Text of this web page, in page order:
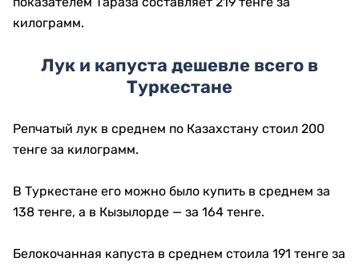
килограмм.
Лук и капуста дешевле всего в
Туркестане
Репчатый лук в среднем по Казахстану стоил 200
тенге за килограмм.
В Туркестане его можно было купить в среднем за
138 тенге, а в Кызылорде — за 164 тенге.
Белокочанная капуста в среднем стоила 191 тенге за